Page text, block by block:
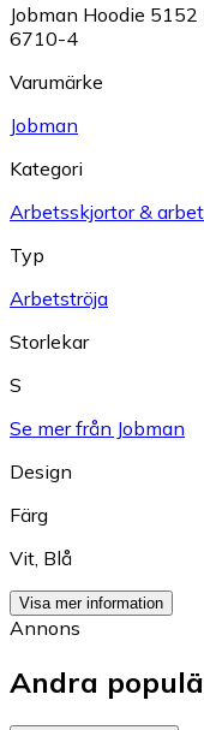
Jobman Hoodie
6710-4
Varumärke
Jobman
Kategori
Arbetsskjortor &
Typ
Arbetströja
Storlekar
S
Se mer från Jobman
Design
Färg
Vit Blå
Visa mer information
Annons
Andra